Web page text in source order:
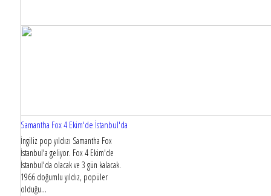
Samantha Fox 4 Ekim'de İstanbul'da
İngiliz pop yıldızı Samantha Fox
İstanbul'a geliyor. Fox 4 Ekim'de
İstanbul'da olacak ve 3 gün kalacak.
1966 doğumlu yıldız, popüler
olduğu...